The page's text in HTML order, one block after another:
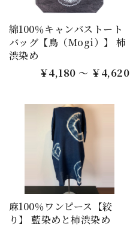
綿100％キャンバストート
バッグ【鳥（Mogi）】 柿
渋染め
￥4,180 ～ ￥4,620
麻100％ワンピース【絞
り】 藍染めと柿渋染め